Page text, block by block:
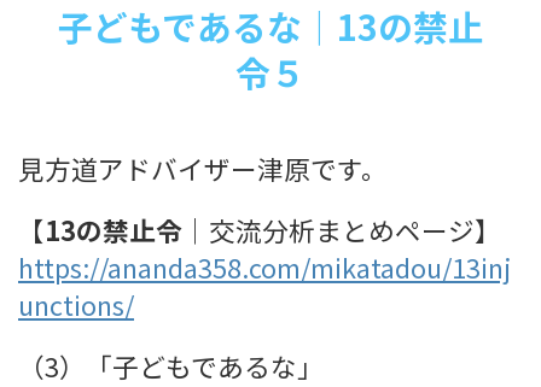
子どもであるな｜13の禁止
令５
見方道アドバイザー津原です。
【13の禁止令 ｜交流分析まとめページ】
https://ananda358.com/mikatadou/13inj
unctions/
（3）「子どもであるな」